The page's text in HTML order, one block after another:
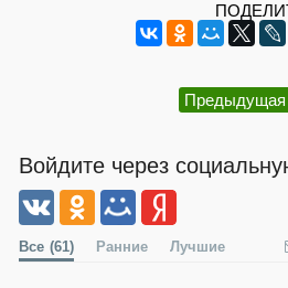
Предыдущая
Войдите через
Все (61) Ранние Лучшие